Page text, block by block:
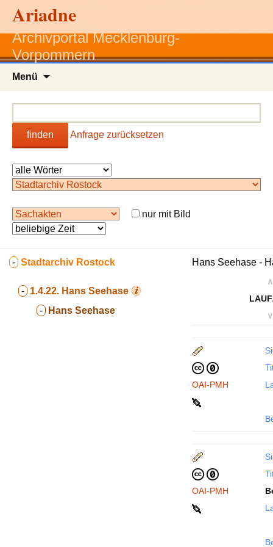
Ariadne
Archivportal Mecklenburg-
Vorpommern
Menü
finden Anfrage zurücksetzen
nur mit Bild
- Stadtarchiv Rostock
- 1.4.22. Hans Seehase
- Hans Seehase
Hans Seehase -
∧
∨
OAI-PMH
OAI-PMH